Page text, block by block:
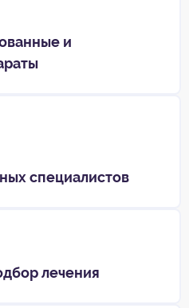
и
специалистов
лечения